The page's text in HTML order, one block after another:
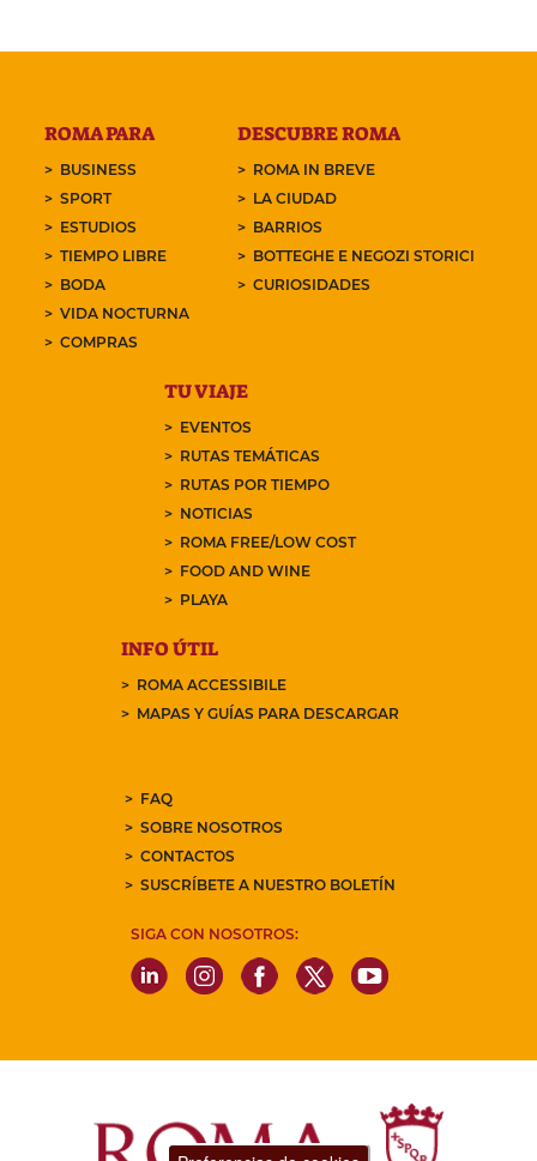
ROMA PARA
BUSINESS
SPORT
ESTUDIOS
TIEMPO LIBRE
BODA
VIDA NOCTURNA
COMPRAS
DESCUBRE ROMA
ROMA IN BREVE
LA CIUDAD
BARRIOS
BOTTEGHE E NEGOZI STORICI
CURIOSIDADES
TU VIAJE
EVENTOS
RUTAS TEMÁTICAS
RUTAS POR TIEMPO
NOTICIAS
ROMA FREE/LOW COST
FOOD AND WINE
PLAYA
INFO ÚTIL
ROMA ACCESSIBILE
MAPAS Y GUÍAS PARA DESCARGAR
FAQ
SOBRE NOSOTROS
CONTACTOS
SUSCRÍBETE A NUESTRO BOLETÍN
SIGA CON NOSOTROS: